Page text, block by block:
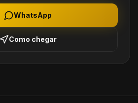
WhatsApp
Como chegar